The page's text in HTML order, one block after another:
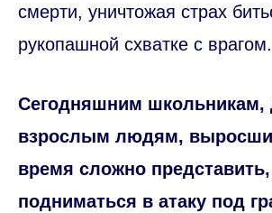
смерти, уничтожая страх
рукопашной схватке с врагом.
Сегодняшним школьникам,
взрослым людям,
время сложно
подниматься в атаку под